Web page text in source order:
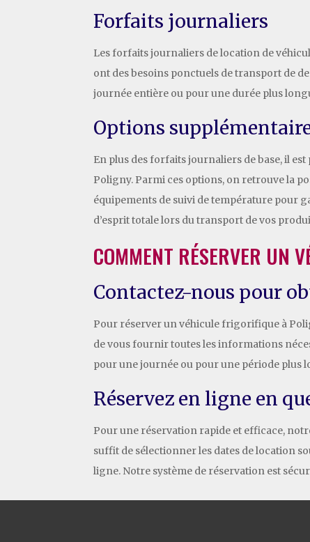
Forfaits journaliers
Les forfaits journaliers de location de
ont des besoins ponctuels de transport de
journée entière ou pour une durée plus
Options
En plus des forfaits journaliers de base, il
Poligny. Parmi ces options, on retrouve la
équipements de suivi de température pour
d’esprit totale lors du transport de vos
COMMENT RÉSERVER UN
Contactez-nous pour
Pour réserver un véhicule frigorifique à
de vous fournir toutes les informations
pour une journée ou pour une période plus
Réservez en ligne en
Pour une réservation rapide et efficace,
suffit de sélectionner les dates de location
ligne. Notre système de réservation est